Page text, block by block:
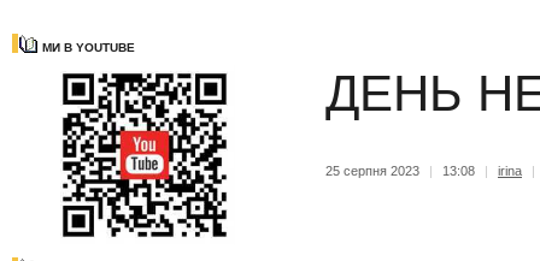
МИ В YOUTUBE
ДЕНЬ
25 серпня 2023 | 13:08 | irina |